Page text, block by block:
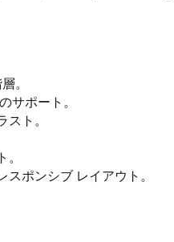
。
サポート。
ト。
ポンシブ レイアウト。